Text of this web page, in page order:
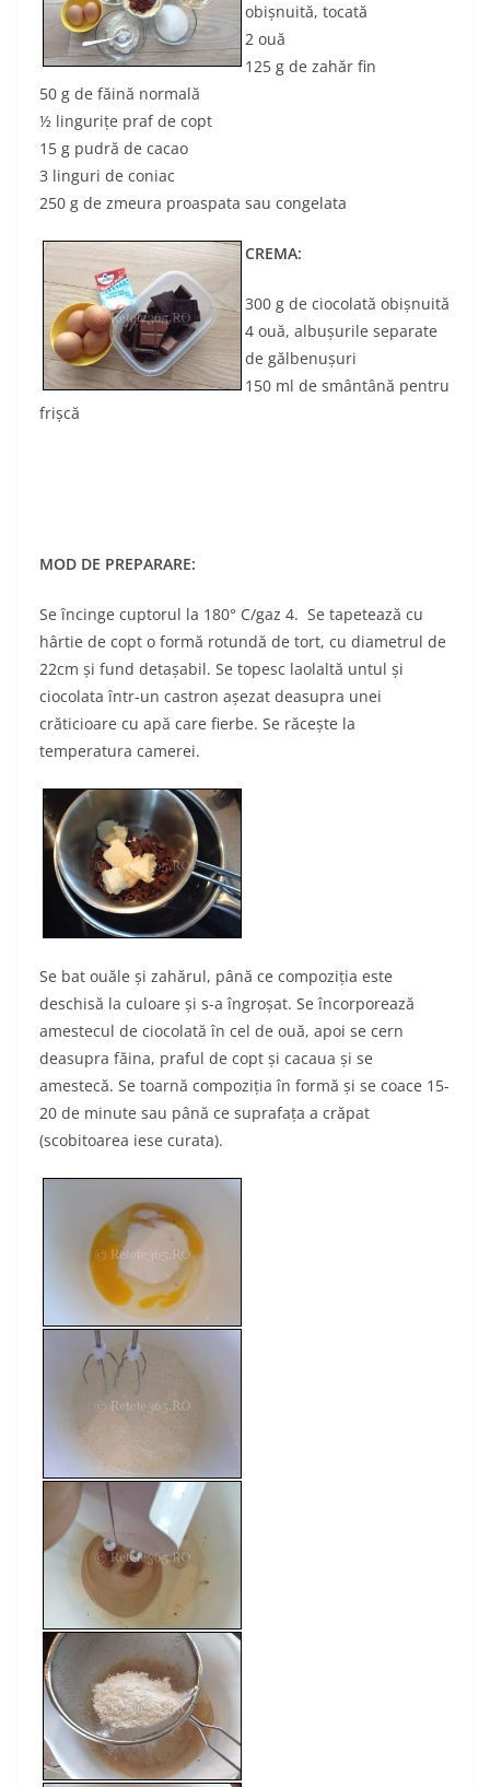
obişnuită, tocată
2 ouă
125 g de zahăr fin
50 g de făină normală
½ linguriţe praf de copt
15 g pudră de cacao
3 linguri de coniac
250 g de zmeura proaspata sau congelata
CREMA:
300 g de ciocolată obişnuită
4 ouă, albuşurile separate
de gălbenuşuri
150 ml de smântână pentru
frişcă
MOD DE PREPARARE:
Se încinge cuptorul la 180° C/gaz 4. Se tapetează cu
hârtie de copt o formă rotundă de tort, cu diametrul de
22cm şi fund detaşabil. Se topesc laolaltă untul şi
ciocolata într-un castron aşezat deasupra unei
crăticioare cu apă care fierbe. Se răceşte la
temperatura camerei.
Se bat ouăle şi zahărul, până ce compoziţia este
deschisă la culoare şi s-a îngroşat. Se încorporează
amestecul de ciocolată în cel de ouă, apoi se cern
deasupra făina, praful de copt şi cacaua şi se
amestecă. Se toarnă compoziţia în formă şi se coace 15-
20 de minute sau până ce suprafaţa a crăpat
(scobitoarea iese curata).